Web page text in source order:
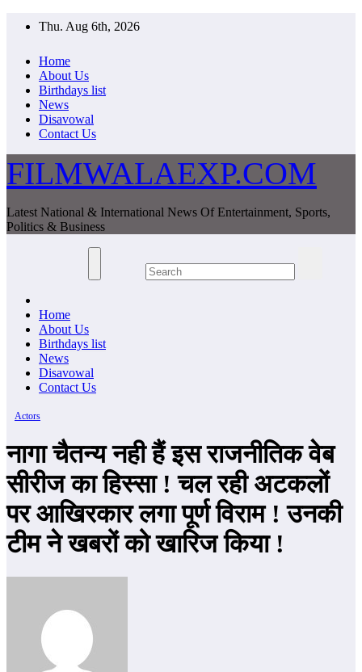
Thu. Aug 6th, 2026
Home
About Us
Birthdays list
News
Disavowal
Contact Us
FILMWALAEXP.COM
Latest National & International News Of Entertainment, Sports,
Politics & Business
Home
About Us
Birthdays list
News
Disavowal
Contact Us
Actors
नागा चैतन्य नही हैं इस राजनीतिक वेब
सीरीज का हिस्सा ! चल रही अटकलों
पर आखिरकार लगा पूर्ण विराम ! उनकी
टीम ने खबरों को खारिज किया !